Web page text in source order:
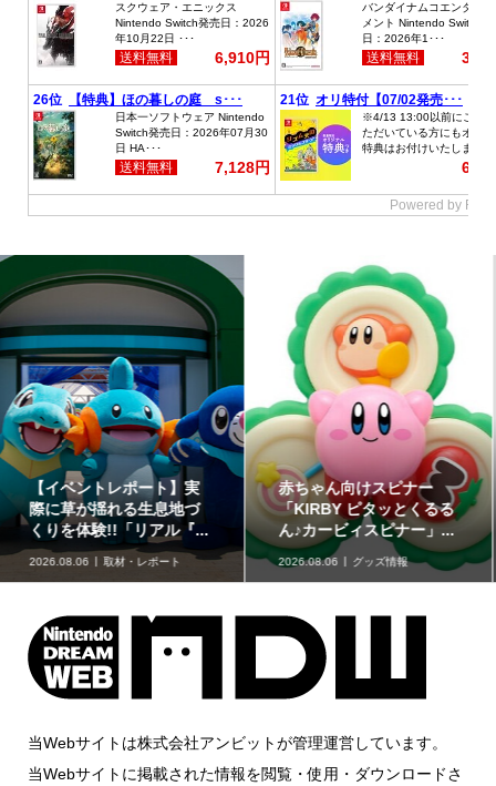
どうぶつたちと楽しむ12
色のコスメ「ポンデクル
ール どうぶつの森 マル...
2026.08.06 グッズ情報
「星たべよ」に「ポケモ
ン」のハロウィンデザイ
ンが登場！8月17日発売
2026.08.06 グッズ情報
当Webサイトは株式会社アンビットが管理運営しています。
当Webサイトに掲載された情報を閲覧・使用・ダウンロードさ